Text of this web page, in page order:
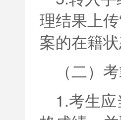
理结果上
案的在籍
（二）
1.考生